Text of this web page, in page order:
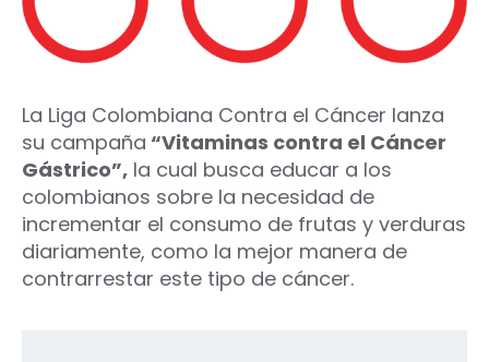
La Liga Colombiana Contra el Cáncer lanza
su campaña “Vitaminas contra el Cáncer
Gástrico”, la cual busca educar a los
colombianos sobre la necesidad de
incrementar el consumo de frutas y verduras
diariamente, como la mejor manera de
contrarrestar este tipo de cáncer.